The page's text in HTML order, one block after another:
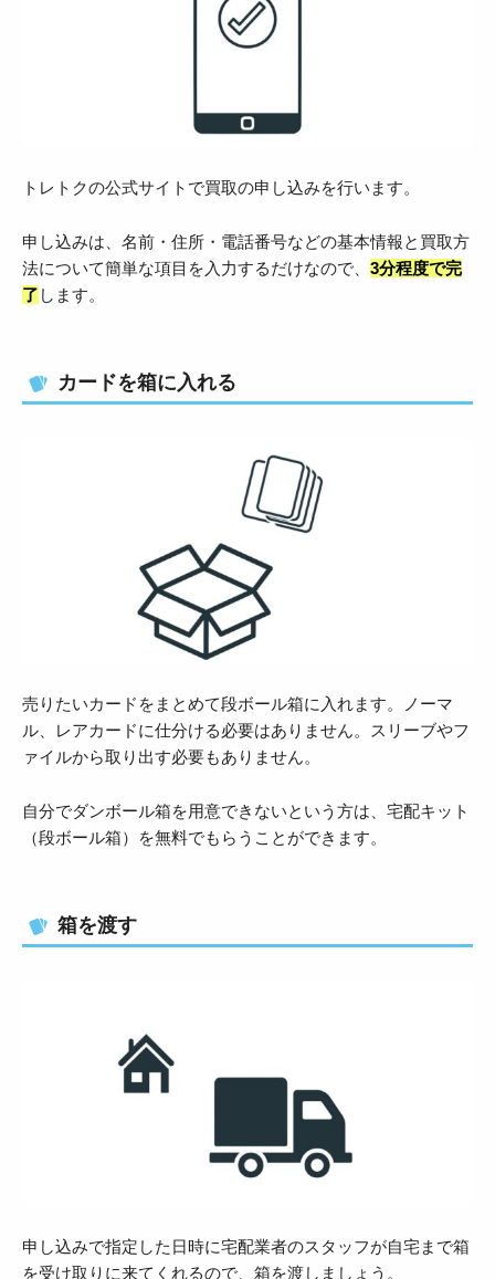
トレトクの公式サイトで買取の申し込みを行います。
申し込みは、名前・住所・電話番号などの基本情報と買取方
法について簡単な項目を入力するだけなので、 3分程度で完
了 します。
カードを箱に入れる
売りたいカードをまとめて段ボール箱に入れます。ノーマ
ル、レアカードに仕分ける必要はありません。スリーブやフ
ァイルから取り出す必要もありません。
自分でダンボール箱を用意できないという方は、宅配キット
（段ボール箱）を無料でもらうことができます。
箱を渡す
申し込みで指定した日時に宅配業者のスタッフが自宅まで箱
を受け取りに来てくれるので、箱を渡しましょう。